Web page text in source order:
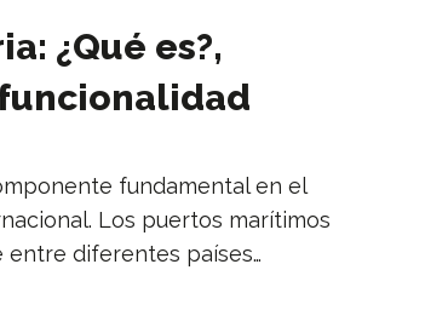
¿Qué es?,
fundamental en el
Los puertos marítimos
diferentes países…